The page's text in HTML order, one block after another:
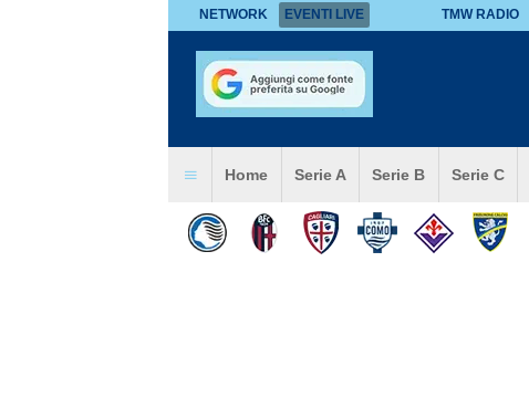
NETWORK EVENTI LIVE TMW RADIO
Home Serie A Serie B Serie C